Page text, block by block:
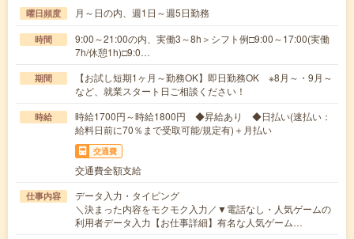
曜日頻度 月～日の内、週1日～週5日勤務
時間
9:00～21:00の内、実働3～8h＞シフト例□9:00～17:00(実働
7h/休憩1h)□9:0…
期間
【お試し短期1ヶ月～勤務OK】即日勤務OK ※8月～・9月～
など、就業スタート日ご相談ください！
時給
時給1700円～時給1800円 ◆昇給あり ◆日払い(速払い：
給料日前に70％まで受取可能/規定有)＋月払い
交通費
交通費全額支給
仕事内容
データ入力・タイピング
＼決まった内容をモクモク入力／▼電話なし・人気ゲームの
利用者データ入力【お仕事詳細】有名な人気ゲーム…